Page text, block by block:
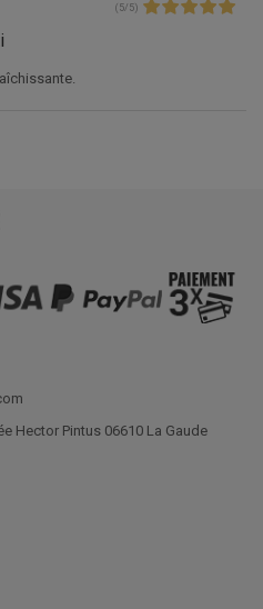
( 5/ 5)
Hector Pintus 06610 La Gaude